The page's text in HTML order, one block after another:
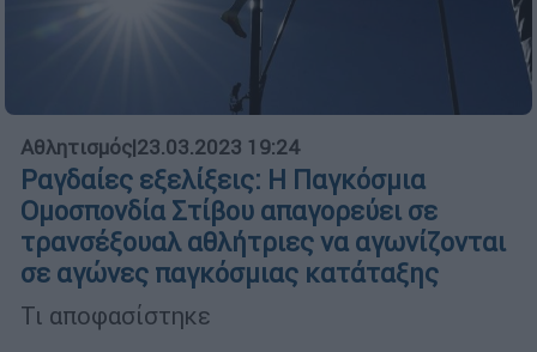
Αθλητισμός|23.03.2023 19:24
Ραγδαίες εξελίξεις: Η Παγκόσμια
Ομοσπονδία Στίβου απαγορεύει σε
τρανσέξουαλ αθλήτριες να αγωνίζονται
σε αγώνες παγκόσμιας κατάταξης
Τι αποφασίστηκε